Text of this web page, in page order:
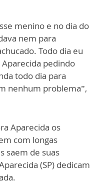
menino e no dia do
nem para
Todo dia eu
pedindo
todo dia para
nenhum problema”,
Aparecida os
com longas
saem de suas
(SP) dedicam